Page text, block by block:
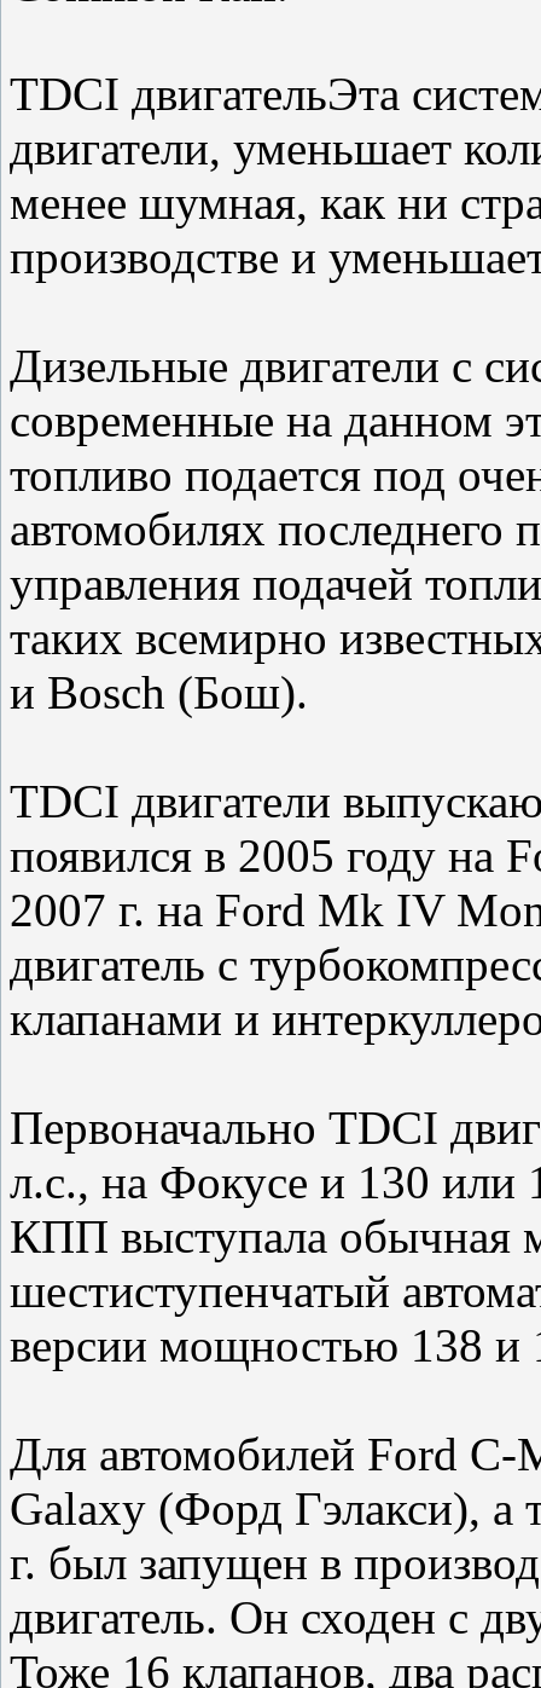
TDCI двигательЭта
двигатели, уменьшает
менее шумная, как ни
производстве и
Дизельные двигатели с
современные на данном
топливо подается под
автомобилях последнего
управления подачей
таких всемирно
и Bosch (Бош).
TDCI двигатели
появился в 2005 году на
2007 г. на Ford Mk IV
двигатель с
клапанами и
Первоначально TDCI
л.с., на Фокусе и 130 или
КПП выступала обычная
шестиступенчатый
версии мощностью 138 и
Для автомобилей Ford
Galaxy (Форд Гэлакси), а
г. был запущен в
двигатель. Он сходен с
Тоже 16 клапанов, два